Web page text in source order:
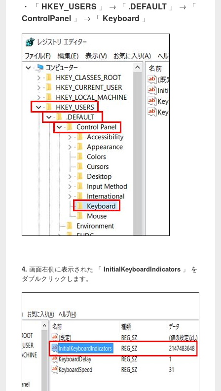
・ 「 HKEY_USERS 」 → 「 .DEFAULT 」 → 「
ControlPanel 」 → 「 Keyboard 」
4. 画面右側に表示された 「 InitialKeyboardIndicators 」 を
ダブルクリックします。